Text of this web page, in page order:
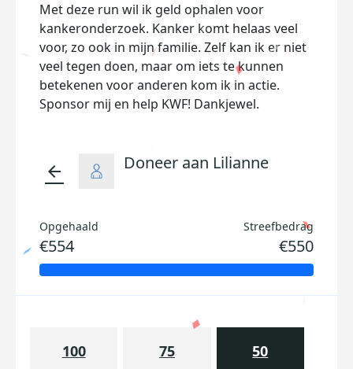
Met deze run wil ik geld ophalen voor
kankeronderzoek. Kanker komt helaas veel
voor, zo ook in mijn familie. Zelf kan ik er niet
veel tegen doen, maar om iets te kunnen
betekenen voor anderen kom ik in actie.
Sponsor mij en help KWF! Dankjewel.
arrow_back Doneer aan Lilianne
Opgehaald
€554
Streefbedrag
€550
100 75 50